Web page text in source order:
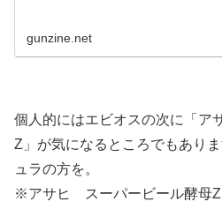
gunzine.net
個人的にはエビオスの次に「
Z」が気になるところでもあり
ュラの方を。
※アサヒ スーパービール酵母Z